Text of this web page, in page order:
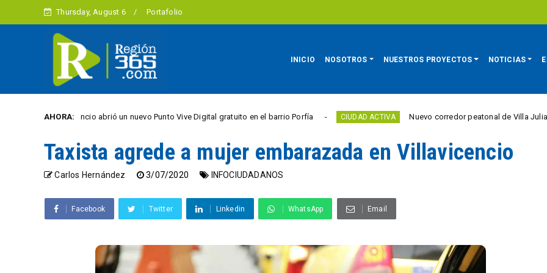
Thursday, August 6 Portafolio
INICIO NOSOTROS NUESTROS PROYECTOS NOTICIAS
AHORA:
Villavicencio abrió un nuevo Punto Vive Digital gratuito en el barrio Porfía CIUDAD ACTIVA Nuevo corredor peatonal de Villa Julia elimina
Taxista agrede a mujer embarazada en Villavicencio
Carlos Hernández 3/07/2020 INFOCIUDADANOS
Facebook Twitter Linkedin WhatsApp Email